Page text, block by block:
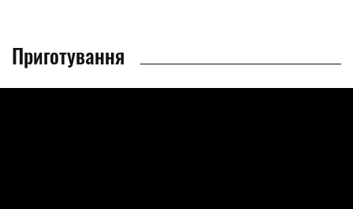
Приготування